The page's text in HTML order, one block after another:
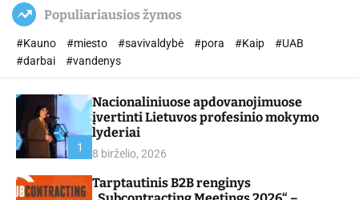
e
h
o
r
Populiariausios žymos
#Kauno #miesto #savivaldybė #pora #Kaip
#UAB
#darbai
#vandenys
1
Nacionaliniuose apdovanojimuose
įvertinti Lietuvos profesinio mokymo
lyderiai
8 birželio, 2026
Tarptautinis B2B renginys